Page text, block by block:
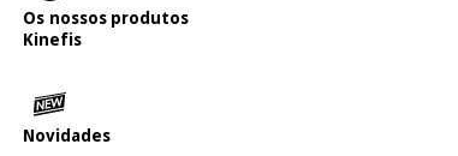
Os nossos produtos
Kinefis
Novidades